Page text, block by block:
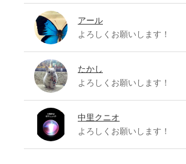
アール
よろしくお願いします！
たかし
よろしくお願いします！
中里クニオ
よろしくお願いします！